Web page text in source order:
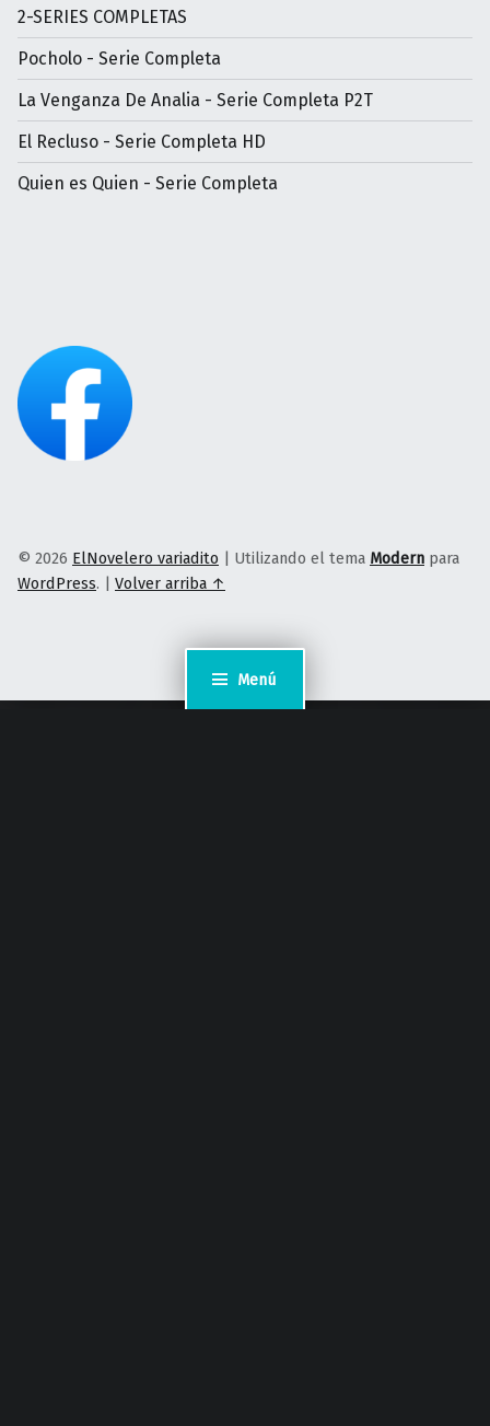
Menú
2-SERIES COMPLETAS
Pocholo - Serie Completa
La Venganza De Analia - Serie Completa P2T
El Recluso - Serie Completa HD
Quien es Quien - Serie Completa
© 2026 ElNovelero variadito Utilizando el tema Modern para
WordPress. Volver arriba ↑